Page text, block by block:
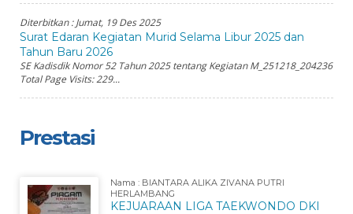
Diterbitkan :Jumat, 19 Des 2025
Surat Edaran Kegiatan Murid Selama Libur 2025 dan
Tahun Baru 2026
SE Kadisdik Nomor 52 Tahun 2025 tentang Kegiatan M_251218_204236
Total Page Visits: 229...
Prestasi
Nama : BIANTARA ALIKA ZIVANA PUTRI
HERLAMBANG
KEJUARAAN LIGA TAEKWONDO DKI